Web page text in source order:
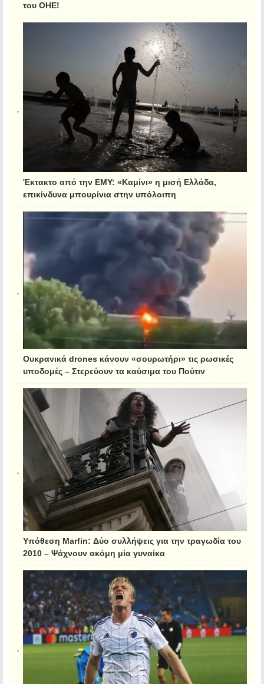
του ΟΗΕ!
Έκτακτο από την ΕΜΥ: «Καμίνι» η μισή Ελλάδα,
επικίνδυνα μπουρίνια στην υπόλοιπη
Ουκρανικά drones κάνουν «σουρωτήρι» τις ρωσικές
υποδομές – Στερεύουν τα καύσιμα του Πούτιν
Υπόθεση Marfin: Δύο συλλήψεις για την τραγωδία του
2010 – Ψάχνουν ακόμη μία γυναίκα